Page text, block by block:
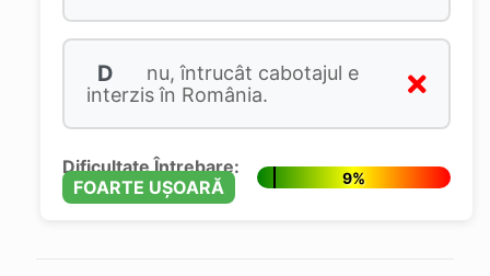
D
nu, întrucât cabotajul e
interzis în România.
Dificultate Întrebare:
FOARTE UȘOARĂ
9%